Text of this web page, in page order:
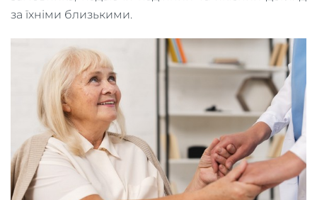
за їхніми близькими.